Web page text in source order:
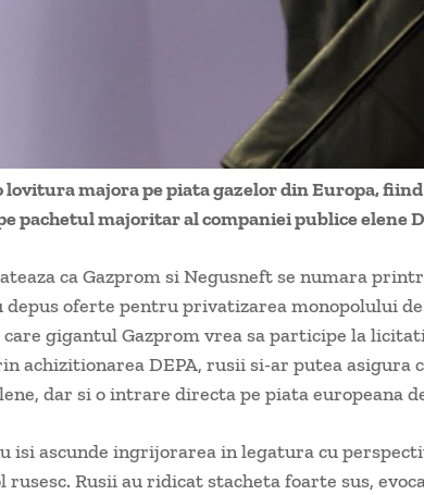
lovitura majora pe piata gazelor din Europa,
pachetul majoritar al companiei publice elene
ca Gazprom si Negusneft se numara
depus oferte pentru privatizarea monopolului
gigantul Gazprom vrea sa participe la
achizitionarea DEPA, rusii si-ar putea asigura
dar si o intrare directa pe piata europeana
isi ascunde ingrijorarea in legatura cu
rusesc. Rusii au ridicat stacheta foarte sus,